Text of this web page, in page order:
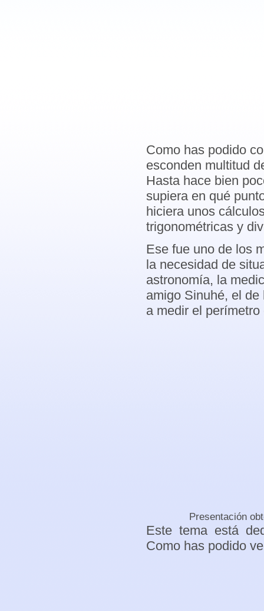
Como has podido
esconden multitud
Hasta hace bien
supiera en qué
hiciera unos
trigonométricas y
Ese fue uno de los
la necesidad de
astronomía, la
amigo Sinuhé, el
a medir el perímetro
Presentación
Este tema está
Como has podido